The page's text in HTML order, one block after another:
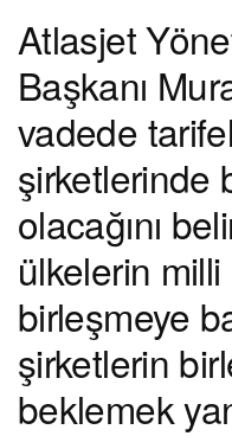
Atlasjet
Başkanı
vadede
şirketlerinde
olacağını
ülkelerin milli
birleşmeye
şirketlerin
beklemek